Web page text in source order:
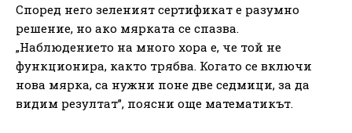
Според него зеленият сертификат е разумно
решение, но ако мярката се спазва.
„Наблюдението на много хора е, че той не
функционира, както трябва. Когато се включи
нова мярка, са нужни поне две седмици, за да
видим резултат”, поясни още математикът.